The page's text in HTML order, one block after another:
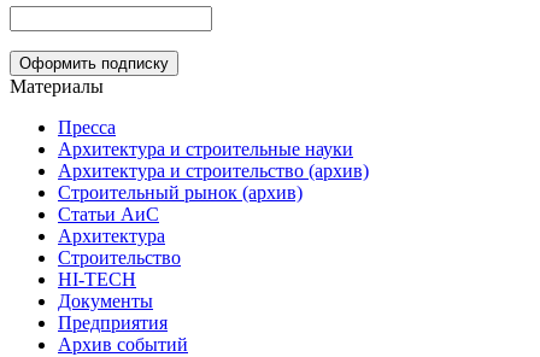
Материалы
Пресса
Архитектура и строительные науки
Архитектура и строительство (архив)
Строительный рынок (архив)
Статьи АиС
Архитектура
Строительство
HI-TECH
Документы
Предприятия
Архив событий